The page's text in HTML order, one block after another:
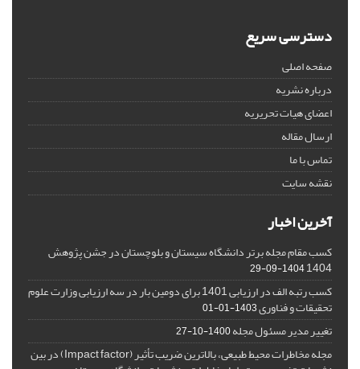
دسترسی سریع
صفحه اصلی
درباره نشریه
اعضای هیات تحریریه
ارسال مقاله
تماس با ما
نقشه سایت
آخرین اخبار
کسب مقام مجله برتر دانشگاه سیستان و بلوچستان در جشن پژوهش
1404
1404-09-29
کسب رتبه الف در ارزیابی 1401 برای دومین بار در سه ارزیابی وزارت علوم
تحقیقات و فناوری1403-01-01
تغییر مدیر مسئول مجله1400-10-27
مجله مخاطرات محیط طبیعی، بالاترین ضریب تأثیر (Impact factor) در بین